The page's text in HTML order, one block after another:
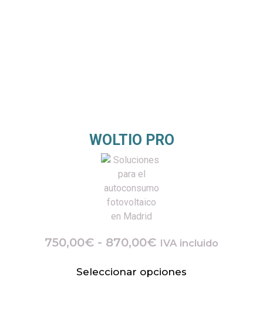
WOLTIO PRO
750,00€ - 870,00€ IVA incluido
Seleccionar opciones